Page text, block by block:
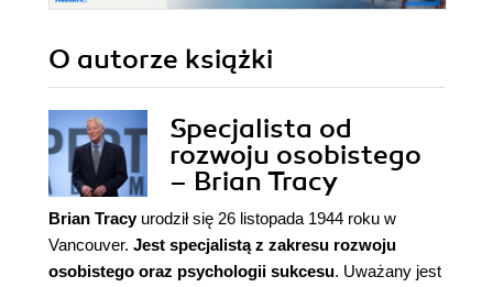
O autorze książki
Specjalista od
rozwoju osobistego
– Brian Tracy
Brian Tracyurodził się 26 listopada 1944 roku w
Vancouver. Jest specjalistą z zakresu rozwoju
osobistego oraz psychologii sukcesu. Uważany jest